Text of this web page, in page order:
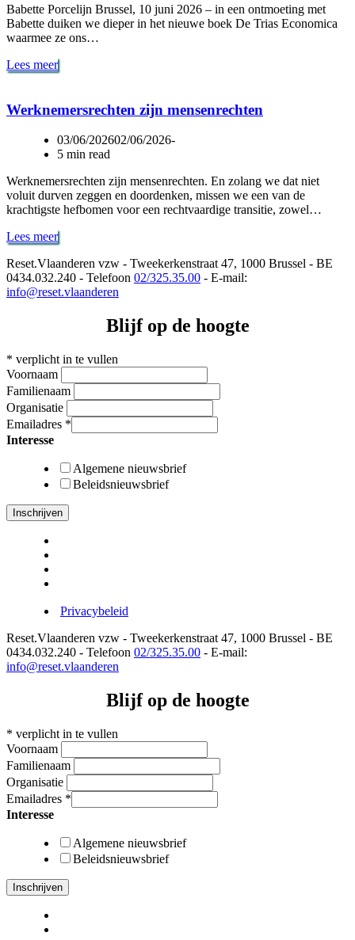
Babette Porcelijn Brussel, 10 juni 2026 – in een ontmoeting met
Babette duiken we dieper in het nieuwe boek De Trias Economica
waarmee ze ons…
Lees meerSysteemverandering
via
Trias
Economica
Werknemersrechten zijn mensenrechten
03/06/202602/06/2026
5 min read
Werknemersrechten zijn mensenrechten. En zolang we dat niet
voluit durven zeggen en doordenken, missen we een van de
krachtigste hefbomen voor een rechtvaardige transitie, zowel…
Lees meerWerknemersrechten
zijn
mensenrechten
Reset.Vlaanderen vzw - Tweekerkenstraat 47, 1000 Brussel - BE
0434.032.240 - Telefoon 02/325.35.00 - E-mail:
info@reset.vlaanderen
Blijf op de hoogte
* verplicht in te vullen
Voornaam
Familienaam
Organisatie
Emailadres *
Interesse
Algemene nieuwsbrief
Beleidsnieuwsbrief
Privacybeleid
Reset.Vlaanderen vzw - Tweekerkenstraat 47, 1000 Brussel - BE
0434.032.240 - Telefoon 02/325.35.00 - E-mail:
info@reset.vlaanderen
Blijf op de hoogte
* verplicht in te vullen
Voornaam
Familienaam
Organisatie
Emailadres *
Interesse
Algemene nieuwsbrief
Beleidsnieuwsbrief